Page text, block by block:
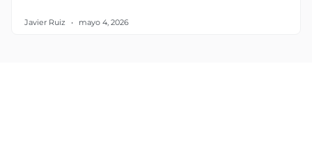
Javier Ruiz mayo 4, 2026